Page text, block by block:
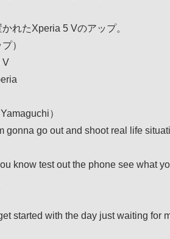
れたXperia 5 Vのアップ。
）
V
）
gonna go out and shoot real life
know test out the phone see what
started with the day just waiting for